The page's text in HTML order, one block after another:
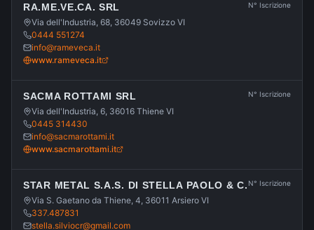
RA.ME.VE.CA. SRL
Via dell'Industria, 68, 36049 Sovizzo VI
0444 551274
info@rameveca.it
www.rameveca.it
N° Iscrizione
SACMA ROTTAMI SRL
Via dell'Industria, 6, 36016 Thiene VI
0445 314430
info@sacmarottami.it
www.sacmarottami.it
N° Iscrizione
STAR METAL S.A.S. DI STELLA PAOLO & C.
Via S. Gaetano da Thiene, 4, 36011 Arsiero VI
337.487831
stella.silviocr@gmail.com
N° Iscrizione